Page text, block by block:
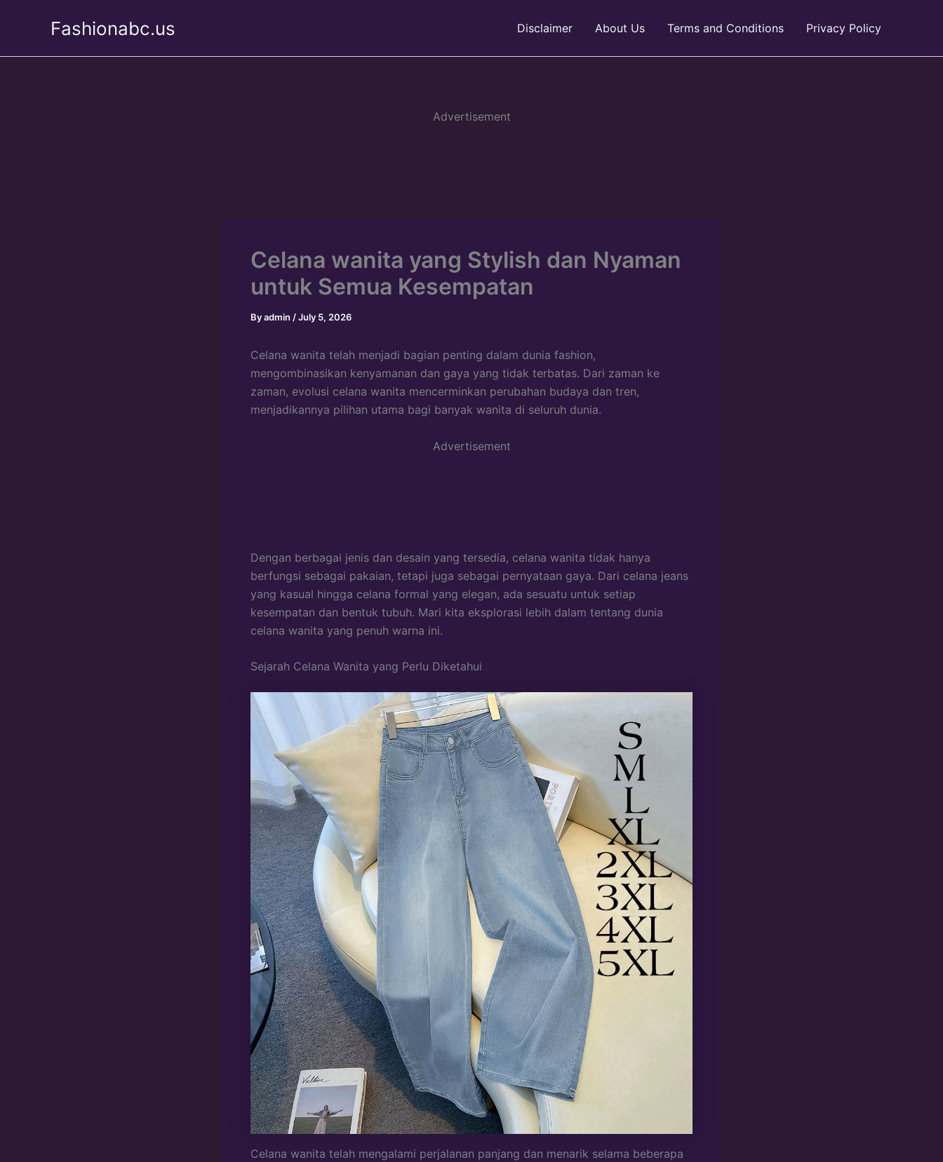
Fashionabc.us Disclaimer About Us Terms and Conditions Privacy Policy
Advertisement
Celana wanita yang Stylish dan Nyaman
untuk Semua Kesempatan
Byadmin /July 5, 2026
Celana wanita telah menjadi bagian penting dalam dunia fashion,
mengombinasikan kenyamanan dan gaya yang tidak terbatas. Dari zaman ke
zaman, evolusi celana wanita mencerminkan perubahan budaya dan tren,
menjadikannya pilihan utama bagi banyak wanita di seluruh dunia.
Advertisement
Dengan berbagai jenis dan desain yang tersedia, celana wanita tidak hanya
berfungsi sebagai pakaian, tetapi juga sebagai pernyataan gaya. Dari celana jeans
yang kasual hingga celana formal yang elegan, ada sesuatu untuk setiap
kesempatan dan bentuk tubuh. Mari kita eksplorasi lebih dalam tentang dunia
celana wanita yang penuh warna ini.
Sejarah Celana Wanita yang Perlu Diketahui
Celana wanita telah mengalami perjalanan panjang dan menarik selama beberapa